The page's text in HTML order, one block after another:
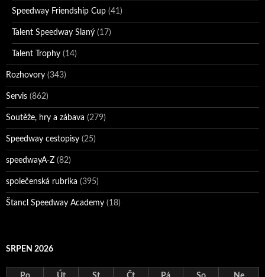
Speedway Friendship Cup (41)
Talent Speedway Slaný (17)
Talent Trophy (14)
Rozhovory (343)
Servis (862)
Soutěže, hry a zábava (279)
Speedway cestopisy (25)
speedwayA-Z (82)
společenská rubrika (395)
Štancl Speedway Academy (18)
SRPEN 2026